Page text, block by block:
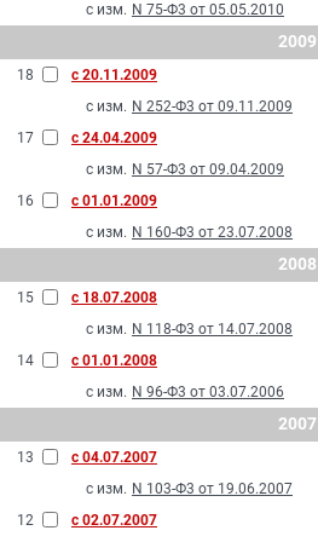
с изм. N 75-Ф3 от 05.05.2010
2009
18
с 20.11.2009
с изм. N 252-Ф3 от 09.11.2009
17
с 24.04.2009
с изм. N 57-Ф3 от 09.04.2009
16
с 01.01.2009
с изм. N 160-Ф3 от 23.07.2008
2008
15
с 18.07.2008
с изм. N 118-Ф3 от 14.07.2008
14
с 01.01.2008
с изм. N 96-Ф3 от 03.07.2006
2007
13
с 04.07.2007
с изм. N 103-Ф3 от 19.06.2007
12
с 02.07.2007